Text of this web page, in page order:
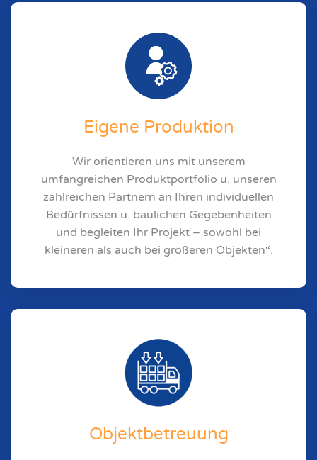
Eigene Produktion
Wir orientieren uns mit unserem
umfangreichen Produktportfolio u. unseren
zahlreichen Partnern an Ihren individuellen
Bedürfnissen u. baulichen Gegebenheiten
und begleiten Ihr Projekt – sowohl bei
kleineren als auch bei größeren Objekten“.
Objektbetreuung